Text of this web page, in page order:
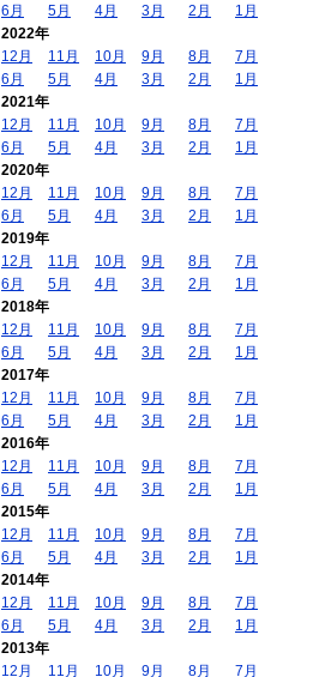
6月
5月 4月 3月 2月
1月
2022年
12月
11月 10月 9月 8月
7月
6月
5月 4月 3月 2月
1月
2021年
12月
11月 10月 9月 8月
7月
6月
5月 4月 3月 2月
1月
2020年
12月
11月 10月 9月 8月
7月
6月
5月 4月 3月 2月
1月
2019年
12月
11月 10月 9月 8月
7月
6月
5月 4月 3月 2月
1月
2018年
12月
11月 10月 9月 8月
7月
6月
5月 4月 3月 2月
1月
2017年
12月
11月 10月 9月 8月
7月
6月
5月 4月 3月 2月
1月
2016年
12月
11月 10月 9月 8月
7月
6月
5月 4月 3月 2月
1月
2015年
12月
11月 10月 9月 8月
7月
6月
5月 4月 3月 2月
1月
2014年
12月
11月 10月 9月 8月
7月
6月
5月 4月 3月 2月
1月
2013年
12月
11月 10月 9月 8月 7月